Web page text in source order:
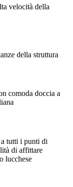
velocità della
della struttura
comoda doccia a
tutti i punti di
di affittare
lucchese